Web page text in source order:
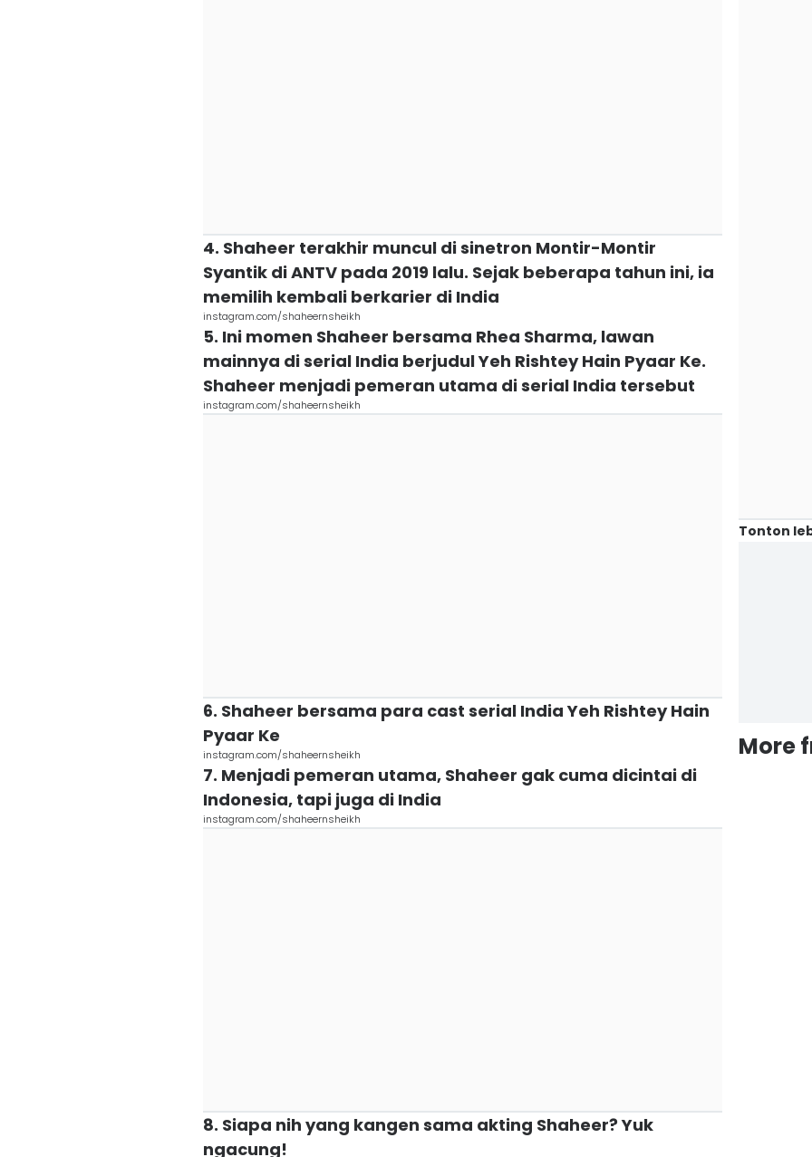
4. Shaheer terakhir muncul di sinetron Montir-Montir
Syantik di ANTV pada 2019 lalu. Sejak beberapa tahun ini, ia
memilih kembali berkarier di India
instagram.com/shaheernsheikh
5. Ini momen Shaheer bersama Rhea Sharma, lawan
mainnya di serial India berjudul Yeh Rishtey Hain Pyaar Ke.
Shaheer menjadi pemeran utama di serial India tersebut
instagram.com/shaheernsheikh
6. Shaheer bersama para cast serial India Yeh Rishtey Hain
Pyaar Ke
instagram.com/shaheernsheikh
7. Menjadi pemeran utama, Shaheer gak cuma dicintai di
Indonesia, tapi juga di India
instagram.com/shaheernsheikh
8. Siapa nih yang kangen sama akting Shaheer? Yuk
ngacung!
Tonton
More